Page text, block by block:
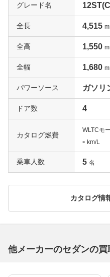
グレード名
全長 4,515
全高 1,550
全幅 1,680
パワーソース ガソリ
ドア数 4
カタログ燃費
WLTCモ
- km/L
乗車人数 5 名
カタログ情
他メーカーのセダンの買